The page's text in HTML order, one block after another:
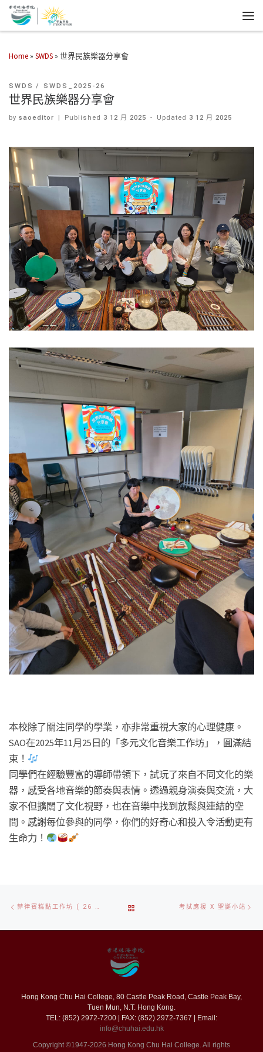
Home » SWDS » 世界民族樂器分享會
SWDS SWDS_2025-26
世界民族樂器分享會
by saoeditor | Published 3 12 月 2025 - Updated 3 12 月 2025
本校除了關注同學的學業，亦非常重視大家的心理健康。
SAO在2025年11月25日的「多元文化音樂工作坊」，圓滿結
束！
同學們在經驗豐富的導師帶領下，試玩了來自不同文化的樂
器，感受各地音樂的節奏與表情。透過親身演奏與交流，大
家不但擴闊了文化視野，也在音樂中找到放鬆與連結的空
間。感謝每位參與的同學，你們的好奇心和投入令活動更有
生命力！
Post
navigation
Previous
菲律賓糕點工作坊 ( 26 NOV 2025)
TO
POST
考試應援 X 聖誕小站
Hong Kong Chu Hai College, 80 Castle Peak Road, Castle Peak Bay,
Tuen Mun, N.T. Hong Kong.
TEL: (852) 2972-7200 | FAX: (852) 2972-7367 | Email:
info@chuhai.edu.hk
Copyright ©1947-2026 Hong Kong Chu Hai College. All rights